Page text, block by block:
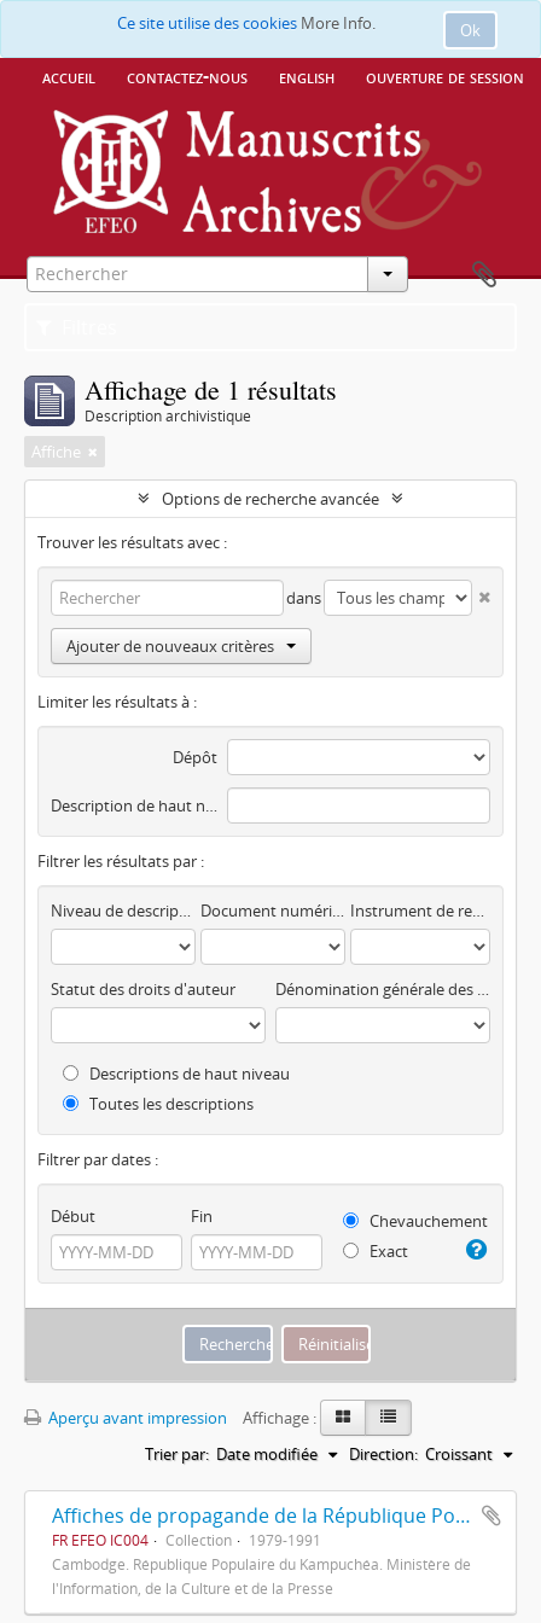
Ok
Ce site utilise des cookies More Info.
accueil contactez-nous english ouverture de session
Affichage de 1 résultats
Description archivistique
Affiche
Options de recherche avancée
Trouver les résultats avec :
dans
Ajouter de nouveaux critères
Limiter les résultats à :
Dépôt
Description de haut niveau
Filtrer les résultats par :
Niveau de description Document numérisé disponible Instrument de recherche
Statut des droits d'auteur Dénomination générale des documents
Descriptions de haut niveau
Toutes les descriptions
Filtrer par dates :
Début Fin
Chevauchement
Exact
Aperçu avant impression
Affichage :
Trier par: Date modifiée Direction: Croissant
Affiches de propagande de la République Populaire du Kampuchéa
FR EFEO IC004 Collection
1979-1991
Cambodge. République Populaire du Kampuchéa. Ministère de
l'Information, de la Culture et de la Presse